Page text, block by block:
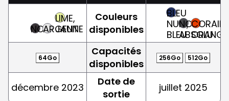
NOIRARGENT
LIME,
JAUNE
Couleurs
disponibles
BLEU
NUIT,
BLEU
NOIR
ABSOLU
CORAIL,
ORANGE
64Go
Capacités
disponibles
256Go 512Go
décembre 2023
Date de
sortie
juillet 2025